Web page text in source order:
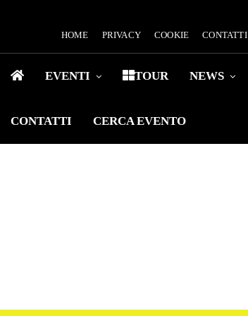
HOME PRIVACY COOKIE CONTATTI
EVENTI TOUR NEWS
CONTATTI CERCA EVENTO